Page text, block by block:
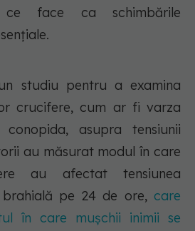
ce face ca schimbările
studiu pentru a examina
crucifere, cum ar fi varza
asupra tensiunii
au măsurat modul în care
au afectat tensiunea
pe 24 de ore, care
în care mușchii inimii se